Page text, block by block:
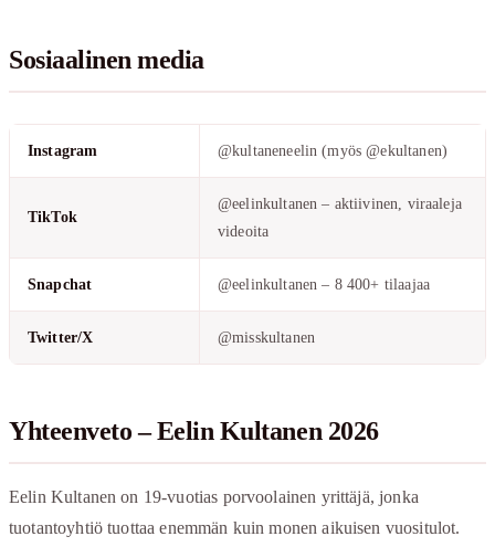
Sosiaalinen media
Instagram @kultaneneelin (myös @ekultanen)
TikTok
@eelinkultanen – aktiivinen, viraaleja
videoita
Snapchat @eelinkultanen – 8 400+ tilaajaa
Twitter/X @misskultanen
Yhteenveto – Eelin Kultanen 2026
Eelin Kultanen on 19-vuotias porvoolainen yrittäjä, jonka
tuotantoyhtiö tuottaa enemmän kuin monen aikuisen vuositulot.